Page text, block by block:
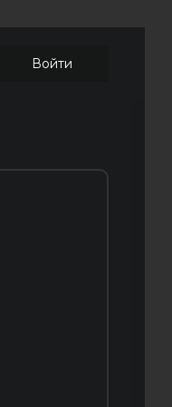
Войти